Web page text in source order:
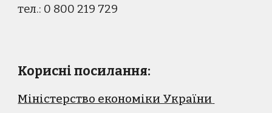
тел.: 0 800 219 729
Корисні посилання:
Міністерство економіки України